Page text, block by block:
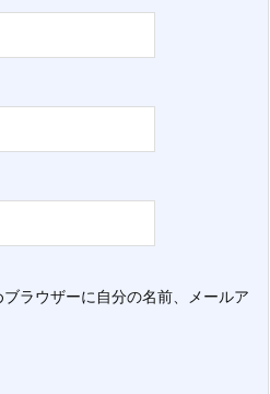
ラウザーに自分の名前、メールア